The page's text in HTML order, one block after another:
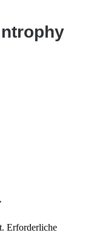
Erforderliche